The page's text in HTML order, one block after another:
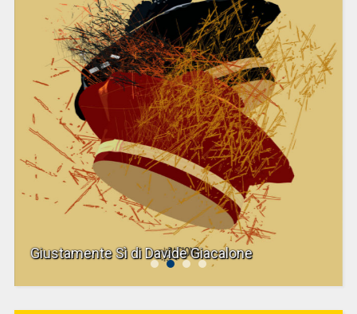
Giustamente Sì di Davide Giacalone